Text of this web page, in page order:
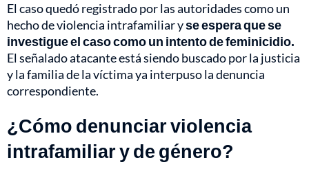
El caso quedó registrado por las autoridades como un
hecho de violencia intrafamiliar yse espera que se
investigue el caso como un intento de feminicidio.
El señalado atacante está siendo buscado por la justicia
y la familia de la víctima ya interpuso la denuncia
correspondiente.
¿Cómo denunciar violencia
intrafamiliar y de género?